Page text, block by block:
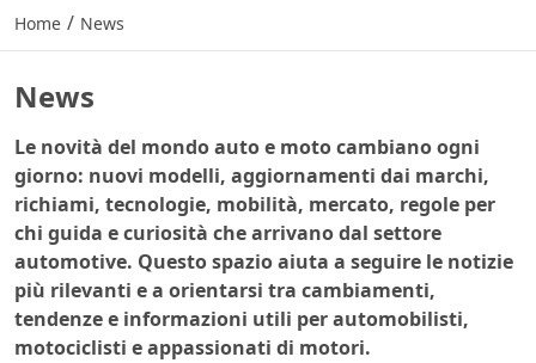
Home / News
News
Le novità del mondo auto e moto cambiano ogni
giorno: nuovi modelli, aggiornamenti dai marchi,
richiami, tecnologie, mobilità, mercato, regole per
chi guida e curiosità che arrivano dal settore
automotive. Questo spazio aiuta a seguire le notizie
più rilevanti e a orientarsi tra cambiamenti,
tendenze e informazioni utili per automobilisti,
motociclisti e appassionati di motori.